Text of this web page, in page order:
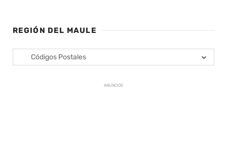
REGIÓN DEL MAULE
Códigos Postales
ANUNCIOS